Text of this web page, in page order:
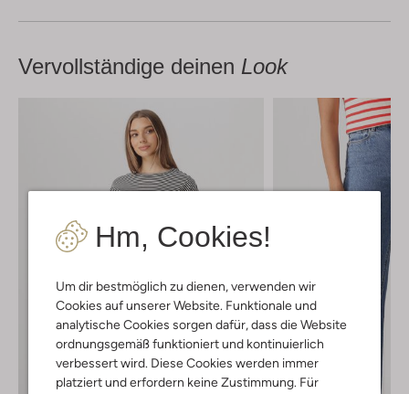
Hm, Cookies!
Um dir bestmöglich zu dienen, verwenden wir
Cookies auf unserer Website. Funktionale und
analytische Cookies sorgen dafür, dass die Website
ordnungsgemäß funktioniert und kontinuierlich
verbessert wird. Diese Cookies werden immer
platziert und erfordern keine Zustimmung. Für
Vervollständige deinen Look